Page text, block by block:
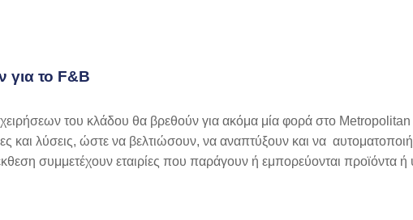
για το F&B
του κλάδου θα βρεθούν για ακόμα μία φορά στο
και λύσεις, ώστε να βελτιώσουν, να αναπτύξουν και να
συμμετέχουν εταιρίες που παράγουν ή εμπορεύονται προϊόντα ή